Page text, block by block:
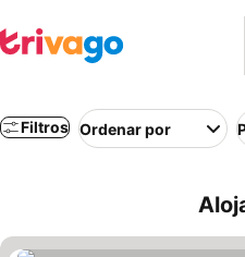
Filtros Ordenar por